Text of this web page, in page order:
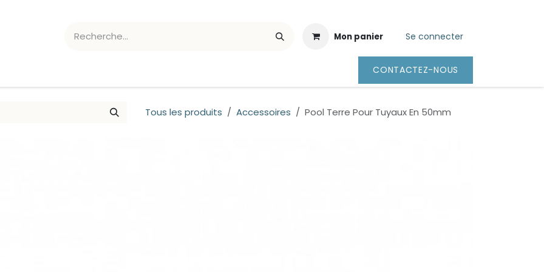
Mon panier Se connecter
CONTACTEZ-NOUS
Tous les produits Accessoires Pool Terre Pour Tuyaux En 50mm